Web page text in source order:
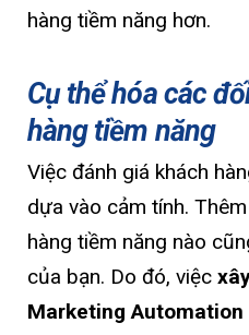
hàng tiềm năng hơn.
Cụ thể hóa các
hàng tiềm năng
Việc đánh giá khách
dựa vào cảm tính.
hàng tiềm năng nào
của bạn. Do đó, việc
Marketing Automation